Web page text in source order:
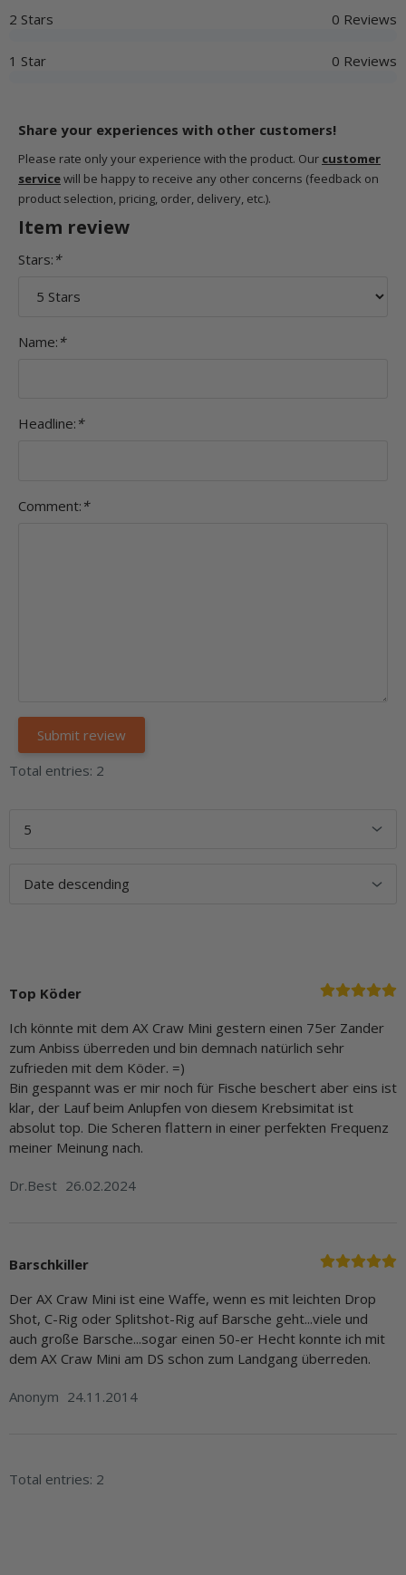
2 Stars 0 Reviews
1 Star 0 Reviews
Share your experiences with other customers!
Please rate only your experience with the product. Our customer
servicewill be happy to receive any other concerns (feedback on
product selection, pricing, order, delivery, etc.).
Item review
Stars: *
Name: *
Headline: *
Comment: *
Total entries: 2
Top Köder
Ich könnte mit dem AX Craw Mini gestern einen 75er Zander
zum Anbiss überreden und bin demnach natürlich sehr
zufrieden mit dem Köder. =)
Bin gespannt was er mir noch für Fische beschert aber eins ist
klar, der Lauf beim Anlupfen von diesem Krebsimitat ist
absolut top. Die Scheren flattern in einer perfekten Frequenz
meiner Meinung nach.
Dr.Best 26.02.2024
Barschkiller
Der AX Craw Mini ist eine Waffe, wenn es mit leichten Drop
Shot, C-Rig oder Splitshot-Rig auf Barsche geht...viele und
auch große Barsche...sogar einen 50-er Hecht konnte ich mit
dem AX Craw Mini am DS schon zum Landgang überreden.
Anonym 24.11.2014
Total entries: 2